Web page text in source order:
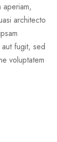
aperiam,
architecto
fugit, sed
voluptatem